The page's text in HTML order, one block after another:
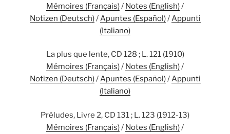
Mémoires (Français)/ Notes (English)/
Notizen (Deutsch)/ Apuntes (Español)/ Appunti
(Italiano)
La plus que lente, CD 128 ; L. 121 (1910)
Mémoires (Français)/ Notes (English)/
Notizen (Deutsch)/Apuntes (Español)/Appunti
(Italiano)
Préludes, Livre 2, CD 131 ; L. 123 (1912-13)
Mémoires (Français)/ Notes (English)/